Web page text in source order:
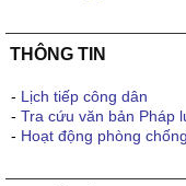
THÔNG TIN
- Lịch tiếp công dân
- Tra cứu văn bản Pháp
- Hoạt động phòng